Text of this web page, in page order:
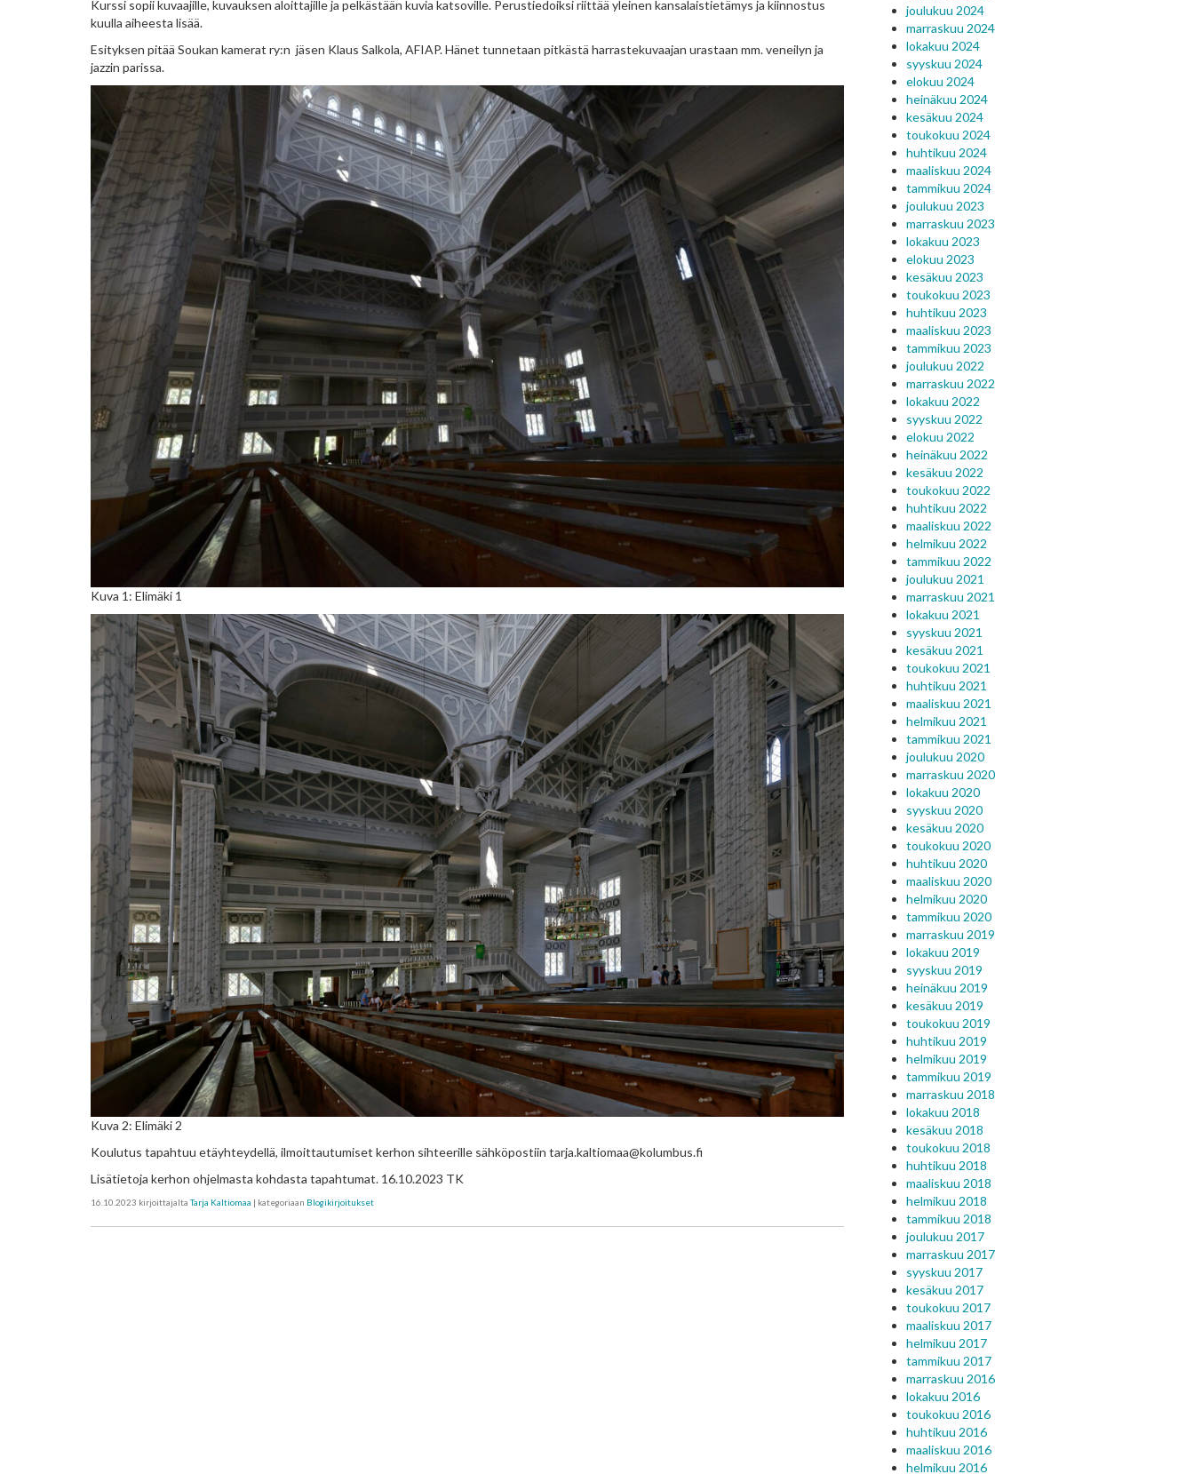
Kurssi sopii kuvaajille, kuvauksen aloittajille ja pelkästään kuvia katsoville. Perustiedoiksi riittää yleinen kansalaistietämys ja kiinnostus
kuulla aiheesta lisää.
Esityksen pitää Soukan kamerat ry:n jäsen Klaus Salkola, AFIAP. Hänet tunnetaan pitkästä harrastekuvaajan urastaan mm. veneilyn ja
jazzin parissa.
Kuva 1: Elimäki 1
Kuva 2: Elimäki 2
Koulutus tapahtuu etäyhteydellä, ilmoittautumiset kerhon sihteerille sähköpostiin tarja.kaltiomaa@kolumbus.fi
Lisätietoja kerhon ohjelmasta kohdasta tapahtumat. 16.10.2023 TK
16.10.2023 kirjoittajaltaTarja Kaltiomaa | kategoriaan Blogikirjoitukset
joulukuu 2024
marraskuu 2024
lokakuu 2024
syyskuu 2024
elokuu 2024
heinäkuu 2024
kesäkuu 2024
toukokuu 2024
huhtikuu 2024
maaliskuu 2024
tammikuu 2024
joulukuu 2023
marraskuu 2023
lokakuu 2023
elokuu 2023
kesäkuu 2023
toukokuu 2023
huhtikuu 2023
maaliskuu 2023
tammikuu 2023
joulukuu 2022
marraskuu 2022
lokakuu 2022
syyskuu 2022
elokuu 2022
heinäkuu 2022
kesäkuu 2022
toukokuu 2022
huhtikuu 2022
maaliskuu 2022
helmikuu 2022
tammikuu 2022
joulukuu 2021
marraskuu 2021
lokakuu 2021
syyskuu 2021
kesäkuu 2021
toukokuu 2021
huhtikuu 2021
maaliskuu 2021
helmikuu 2021
tammikuu 2021
joulukuu 2020
marraskuu 2020
lokakuu 2020
syyskuu 2020
kesäkuu 2020
toukokuu 2020
huhtikuu 2020
maaliskuu 2020
helmikuu 2020
tammikuu 2020
marraskuu 2019
lokakuu 2019
syyskuu 2019
heinäkuu 2019
kesäkuu 2019
toukokuu 2019
huhtikuu 2019
helmikuu 2019
tammikuu 2019
marraskuu 2018
lokakuu 2018
kesäkuu 2018
toukokuu 2018
huhtikuu 2018
maaliskuu 2018
helmikuu 2018
tammikuu 2018
joulukuu 2017
marraskuu 2017
syyskuu 2017
kesäkuu 2017
toukokuu 2017
maaliskuu 2017
helmikuu 2017
tammikuu 2017
marraskuu 2016
lokakuu 2016
toukokuu 2016
huhtikuu 2016
maaliskuu 2016
helmikuu 2016